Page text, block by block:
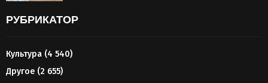
РУБРИКАТОР
Культура (4 540)
Другое (2 655)